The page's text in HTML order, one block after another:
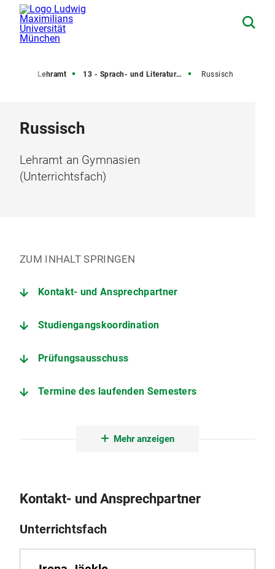
Lehramt 13 - Sprach- und Literaturwissenschaften Russisch
Russisch
Lehramt an Gymnasien
(Unterrichtsfach)
ZUM INHALT SPRINGEN
Kontakt- und Ansprechpartner
Studiengangskoordination
Prüfungsausschuss
Termine des laufenden Semesters
Mehr anzeigen
Kontakt- und Ansprechpartner
Unterrichtsfach